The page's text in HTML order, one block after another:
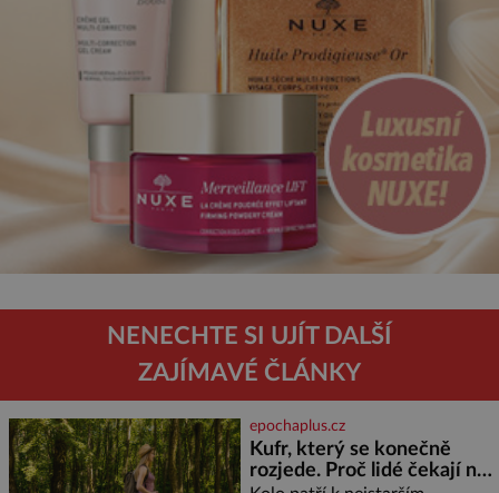
NENECHTE SI UJÍT DALŠÍ
ZAJÍMAVÉ ČLÁNKY
epochaplus.cz
Kufr, který se konečně
rozjede. Proč lidé čekají na